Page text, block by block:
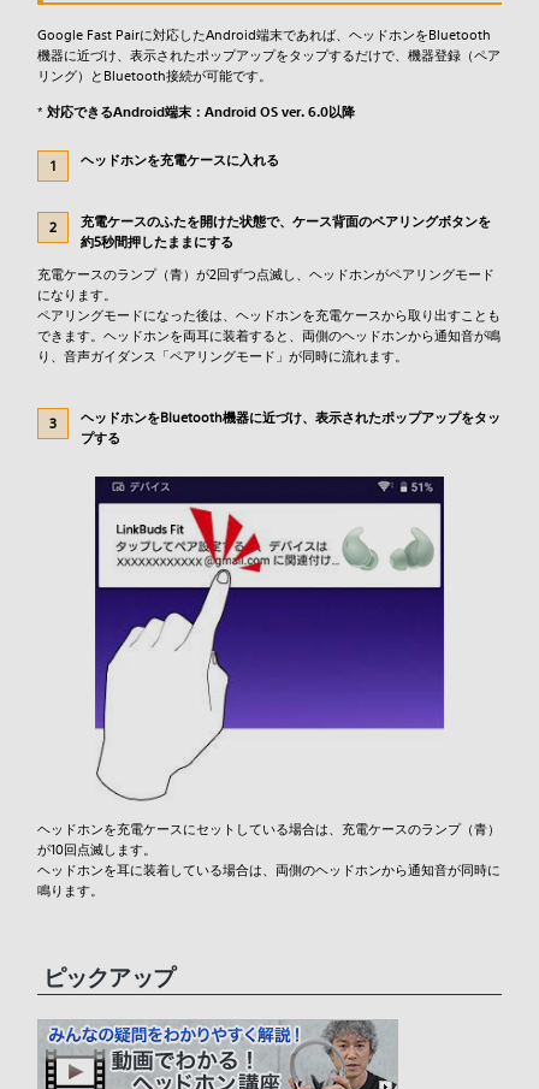
Google Fast Pairに対応したAndroid端末であれば、ヘッドホンをBluetooth
機器に近づけ、表示されたポップアップをタップするだけで、機器登録（ペア
リング）とBluetooth接続が可能です。
* 対応できるAndroid端末：Android OS ver. 6.0以降
ヘッドホンを充電ケースに入れる
充電ケースのふたを開けた状態で、ケース背面のペアリングボタンを
約5秒間押したままにする
充電ケースのランプ（青）が2回ずつ点滅し、ヘッドホンがペアリングモード
になります。
ペアリングモードになった後は、ヘッドホンを充電ケースから取り出すことも
できます。ヘッドホンを両耳に装着すると、両側のヘッドホンから通知音が鳴
り、音声ガイダンス「ペアリングモード」が同時に流れます。
ヘッドホンをBluetooth機器に近づけ、表示されたポップアップをタッ
プする
ヘッドホンを充電ケースにセットしている場合は、充電ケースのランプ（青）
が10回点滅します。
ヘッドホンを耳に装着している場合は、両側のヘッドホンから通知音が同時に
鳴ります。
ピックアップ